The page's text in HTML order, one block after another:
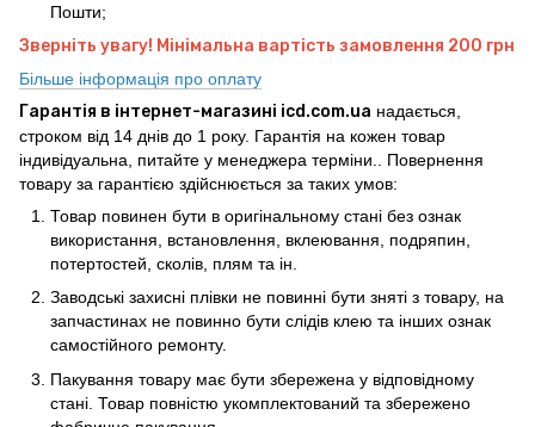
Пошти;
Зверніть увагу! Мінімальна вартість замовлення 200 грн
Більше інформація про оплату
Гарантія в інтернет-магазині icd.com.ua надається,
строком від 14 днів до 1 року. Гарантія на кожен товар
індивідуальна, питайте у менеджера терміни.. Повернення
товару за гарантією здійснюється за таких умов:
Товар повинен бути в оригінальному стані без ознак
використання, встановлення, вклеювання, подряпин,
потертостей, сколів, плям та ін.
Заводські захисні плівки не повинні бути зняті з товару, на
запчастинах не повинно бути слідів клею та інших ознак
самостійного ремонту.
Пакування товару має бути збережена у відповідному
стані. Товар повністю укомплектований та збережено